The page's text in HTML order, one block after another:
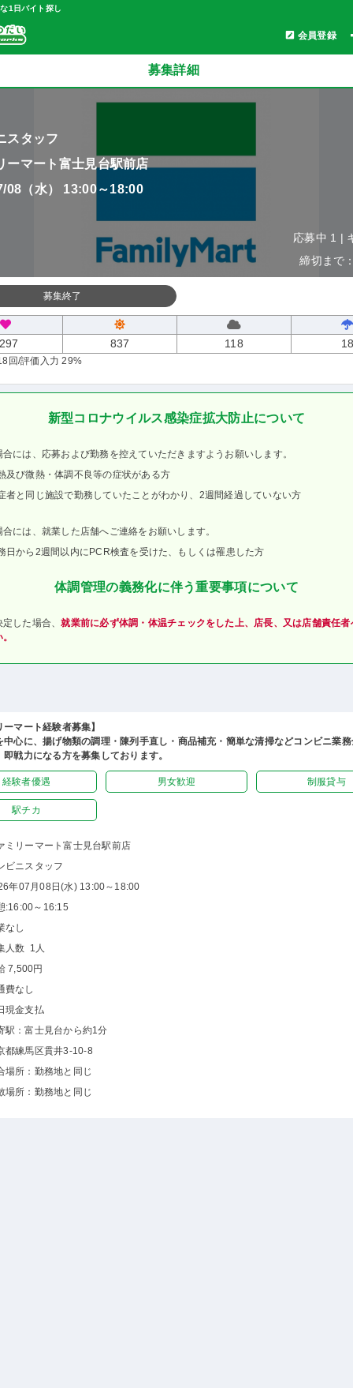
1日バイト探し
会員登録
募集詳細
スタッフ
ーマート富士見台駅前店
08（水） 13:00～18:00
応募中 1 |
締切まで
募集終了
837 118
回/評価入力 29%
新型コロナウイルス感染症拡大防止について
合には、応募および勤務を控えていただきますようお願いします。
及び微熱・体調不良等の症状がある方
者と同じ施設で勤務していたことがわかり、2週間経過していない方
には、就業した店舗へご連絡をお願いします。
日から2週間以内にPCR検査を受けた、もしくは罹患した方
体調管理の義務化に伴う重要事項について
定した場合、就業前に必ず体調・体温チェックをした上、店長、又は店舗責任者
マート経験者募集】
中心に、揚げ物類の調理・陳列手直し・商品補充・簡単な清掃などコンビニ業
即戦力になる方を募集しております。
経験者優遇 男女歓迎 制服貸与
駅チカ
ミリーマート富士見台駅前店
ビニスタッフ
年07月08日(水) 13:00～18:00
:16:00～16:15
なし
人数 1人
7,500円
費なし
現金支払
駅：富士見台から約1分
都練馬区貫井3-10-8
場所：勤務地と同じ
場所：勤務地と同じ